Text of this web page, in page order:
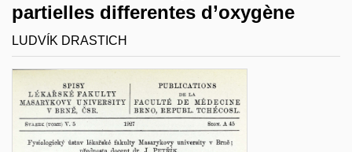
partielles differentes d’oxygène
LUDVÍK DRASTICH